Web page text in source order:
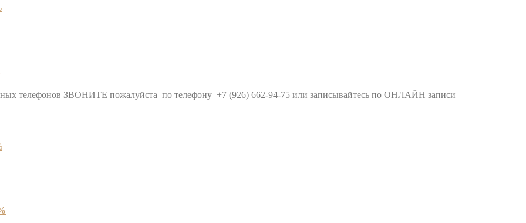
телефонов ЗВОНИТЕ пожалуйста по телефону +7 (926) 662-94-75 или записывайтесь по ОНЛАЙН записи